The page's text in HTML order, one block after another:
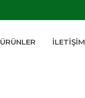
ÜRÜNLER İLETIŞIM